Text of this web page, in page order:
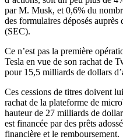
par M. Musk, et 0,6% du
des formulaires déposés
(SEC).
Ce n’est pas la première
Tesla en vue de son rachat de
pour 15,5 milliards de dollars
Ces cessions de titres doivent
rachat de la plateforme de
hauteur de 27 milliards de
est financée par des prêts
financière et le remboursement.